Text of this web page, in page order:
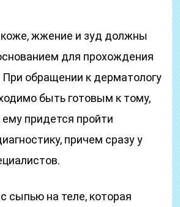
жжение и зуд должны
для прохождения
обращении к дерматологу
быть готовым к тому,
придется пройти
причем сразу у
сыпью на теле, которая